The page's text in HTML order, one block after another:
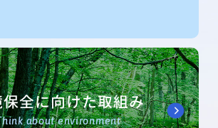
全に向けた取組み
about environment